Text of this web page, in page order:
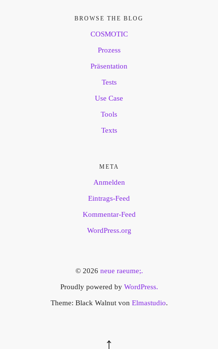
BROWSE THE BLOG
COSMOTIC
Prozess
Präsentation
Tests
Use Case
Tools
Texts
META
Anmelden
Eintrags-Feed
Kommentar-Feed
WordPress.org
© 2026 neue raeume;.
Proudly powered by WordPress.
Theme: Black Walnut von Elmastudio.